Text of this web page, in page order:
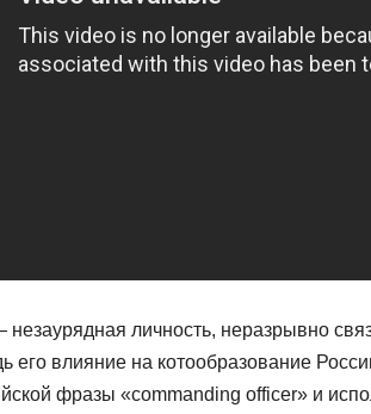
незаурядная личность, неразрывно
его влияние на котообразование
фразы «commanding officer» и